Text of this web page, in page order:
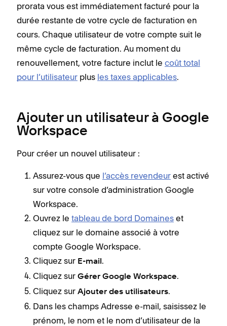
prorata vous est immédiatement facturé pour la
durée restante de votre cycle de facturation en
cours. Chaque utilisateur de votre compte suit le
même cycle de facturation. Au moment du
renouvellement, votre facture inclut le coût total
pour l’utilisateur plus les taxes applicables.
Ajouter un utilisateur à Google
Workspace
Pour créer un nouvel utilisateur :
Assurez-vous que l’accès revendeur est activé
sur votre console d’administration Google
Workspace.
Ouvrez le tableau de bord Domaines et
cliquez sur le domaine associé à votre
compte Google Workspace.
Cliquez sur E-mail .
Cliquez sur Gérer Google Workspace.
Cliquez sur Ajouter des utilisateurs.
Dans les champs Adresse e-mail, saisissez le
prénom, le nom et le nom d’utilisateur de la